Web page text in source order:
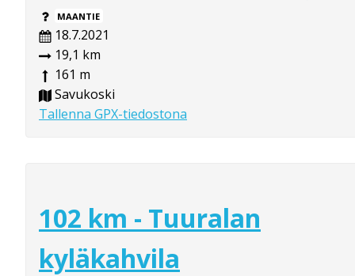
MAANTIE
18.7.2021
19,1 km
161 m
Savukoski
Tallenna GPX-tiedostona
102 km - Tuuralan
kyläkahvila